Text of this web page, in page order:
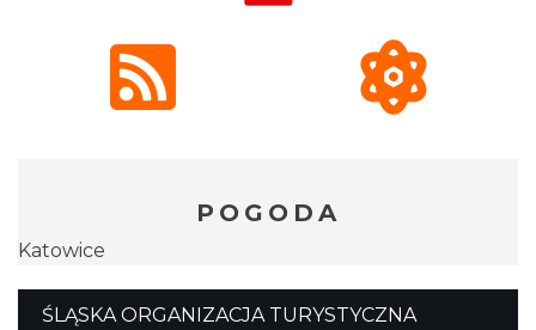
POGODA
Katowice
ŚLĄSKA ORGANIZACJA TURYSTYCZNA